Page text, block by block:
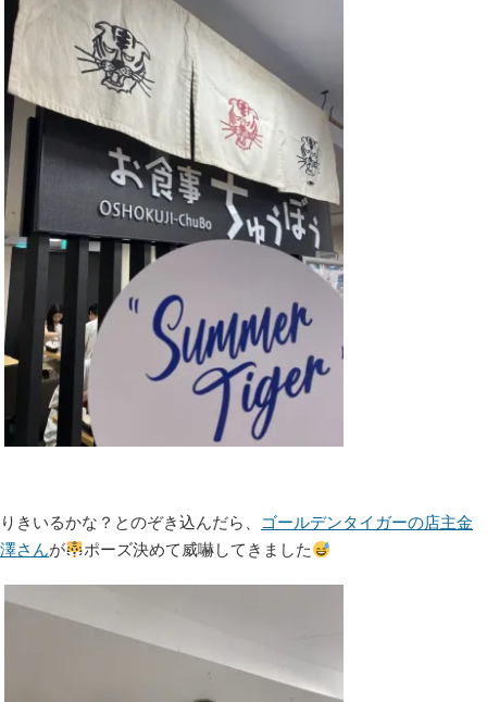
りきいるかな？とのぞき込んだら、
ゴールデンタイガーの店主金
澤さんが ポーズ決めて威嚇してきました